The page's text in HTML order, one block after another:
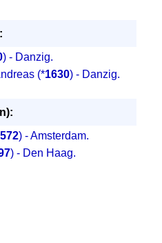
) - Danzig.
(*1630) - Danzig.
) - Amsterdam.
) - Den Haag.